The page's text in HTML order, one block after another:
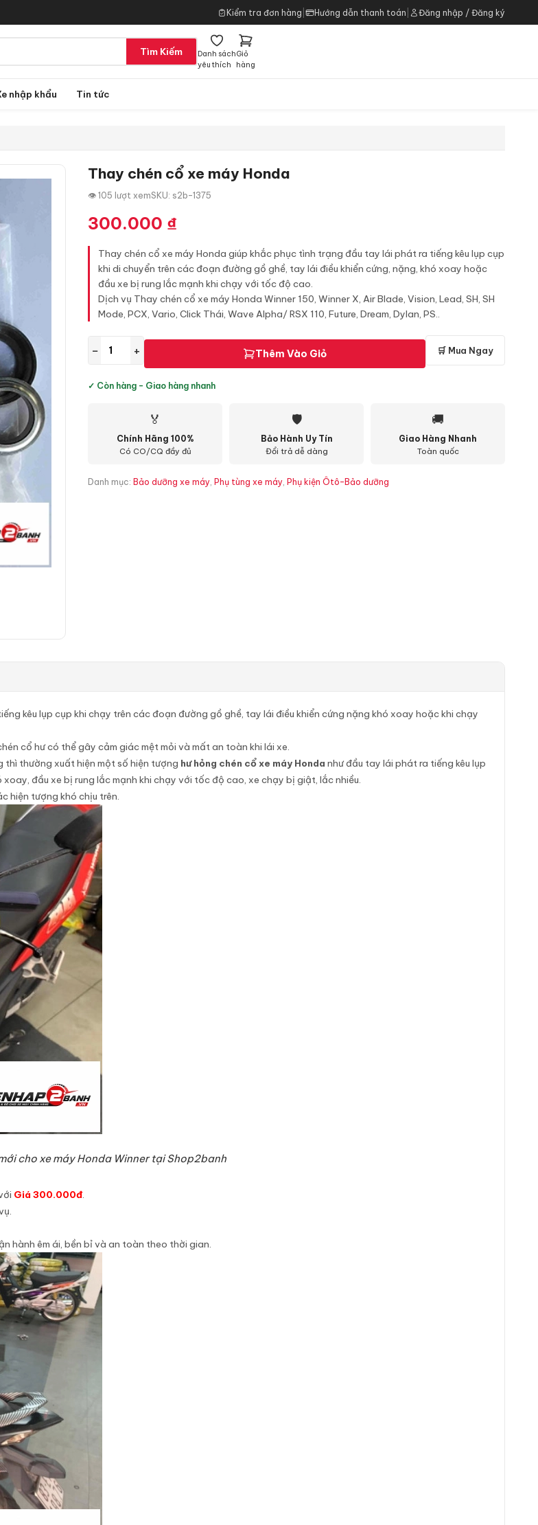
Kiểm tra đơn hàng Hướng dẫn thanh toán Đăng nhập / Đăng ký
Tìm Kiếm
Danh sách
yêu thích
Giỏ
hàng
nhập khẩu Tin tức
Thay chén cổ xe máy Honda
👁 105 lượt xemSKU: s2b-1375
300.000 ₫
Thay chén cổ xe máy Honda giúp khắc phục tình trạng đầu tay lái phát ra tiếng kêu lụp cụp
khi di chuyển trên các đoạn đường gồ ghề, tay lái điều khiển cứng, nặng, khó xoay hoặc
đầu xe bị rung lắc mạnh khi chạy với tốc độ cao.
Dịch vụ Thay chén cổ xe máy Honda Winner 150, Winner X, Air Blade, Vision, Lead, SH, SH
Mode, PCX, Vario, Click Thái, Wave Alpha/ RSX 110, Future, Dream, Dylan, PS..
− + Thêm Vào Giỏ 🛒 Mua Ngay
✓ Còn hàng - Giao hàng nhanh
🏅
Chính Hãng 100%
Có CO/CQ đầy đủ
🛡
Bảo Hành Uy Tín
Đổi trả dễ dàng
🚚
Giao Hàng Nhanh
Toàn quốc
Danh mục: Bảo dưỡng xe máy, Phụ tùng xe máy, Phụ kiện Ôtô-Bảo dưỡng
kêu lụp cụp khi chạy trên các đoạn đường gồ ghề, tay lái điều khiển cứng nặng khó xoay hoặc khi chạy
cổ hư có thể gây cảm giác mệt mỏi và mất an toàn khi lái xe.
thì thường xuất hiện một số hiện tượng hư hỏng chén cổ xe máy Honda như đầu tay lái phát ra tiếng kêu lụp
đầu xe bị rung lắc mạnh khi chạy với tốc độ cao, xe chạy bị giật, lắc nhiều.
hiện tượng khó chịu trên.
cho xe máy Honda Winner tại Shop2banh
Giá 300.000đ.
hành êm ái, bền bỉ và an toàn theo thời gian.